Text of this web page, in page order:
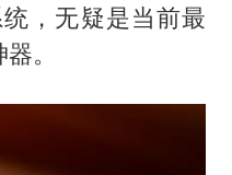
获《歌手2026》歌王
础开新局
，无疑是当前最
。